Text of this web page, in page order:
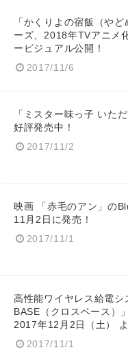
「かくりよの宿飯（やど
ーズ、2018年TVアニメ
ービジュアル公開！
2017/11/6
「ミスター味っ子 いた
好評発売中！
2017/11/2
映画 「赤毛のアン」の
11月2日に発売！
2017/11/1
高性能ワイヤレス給電シ
BASE（クロスベース）
2017年12月2日（土）
2017/11/1
Japanese
English